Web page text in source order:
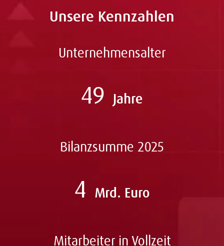
Unsere Kennzahlen
Unternehmensalter
49 Jahre
Bilanzsumme 2025
4 Mrd. Euro
Mitarbeiter in Vollzeit